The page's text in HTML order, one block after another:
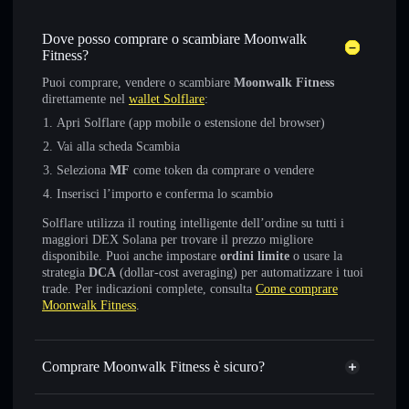
Dove posso comprare o scambiare Moonwalk
Fitness?
Puoi comprare, vendere o scambiare Moonwalk Fitness
direttamente nel wallet Solflare:
Apri Solflare (app mobile o estensione del browser)
Vai alla scheda Scambia
Seleziona MF come token da comprare o vendere
Inserisci l’importo e conferma lo scambio
Solflare utilizza il routing intelligente dell’ordine su tutti i
maggiori DEX Solana per trovare il prezzo migliore
disponibile. Puoi anche impostare ordini limite o usare la
strategia DCA (dollar-cost averaging) per automatizzare i tuoi
trade. Per indicazioni complete, consulta Come comprare
Moonwalk Fitness.
Comprare Moonwalk Fitness è sicuro?
Moonwalk Fitness token verificato